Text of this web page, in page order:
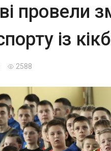
провели
із
2588